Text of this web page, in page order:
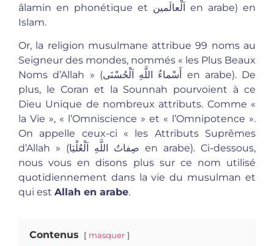
âlamin en phonétique et اَلْعالَمين en arabe) en
Islam.
Or, la religion musulmane attribue 99 noms au
Seigneur des mondes, nommés « les Plus Beaux
Noms d’Allah » (أَسْماءُ اللَّهِ اَلْحُسْنَى en arabe). De
plus, le Coran et la Sounnah pourvoient à ce
Dieu Unique de nombreux attributs. Comme «
la Vie », « l’Omniscience » et « l’Omnipotence ».
On appelle ceux-ci « les Attributs Suprêmes
d’Allah » (صِفاتُ اللَّهِ اَلْعُلْيَا en arabe). Ci-dessous,
nous vous en disons plus sur ce nom utilisé
quotidiennement dans la vie du musulman et
qui est Allah en arabe.
Contenus masquer